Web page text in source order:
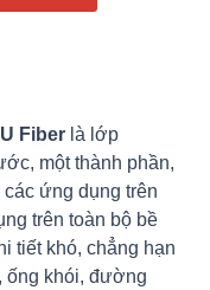
Fiber là lớp
một thành phần,
ứng dụng trên
trên toàn bộ bề
tiết khó, chẳng hạn
ống khói, đường